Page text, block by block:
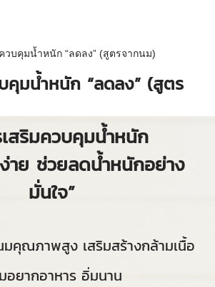
วบคุมน้ำหนัก “ลดลง” (สูตรจากนม)
คุมน้ำหนัก “ลดลง” (สูตร
เสริมควบคุมน้ำหนัก
าย ช่วยลดน้ำหนักอย่าง
มั่นใจ”
มคุณภาพสูง เสริมสร้างกล้ามเนื้อ
อยากอาหาร อิ่มนาน